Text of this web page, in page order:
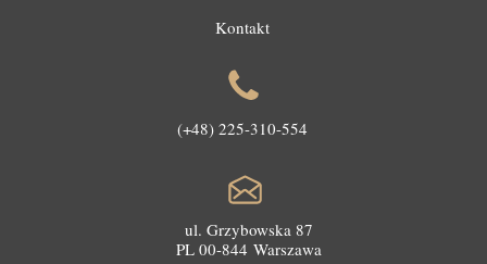
ul. Grzybowska 87
PL 00-844 Warszawa
(+48) 225-310-554
Kontakt